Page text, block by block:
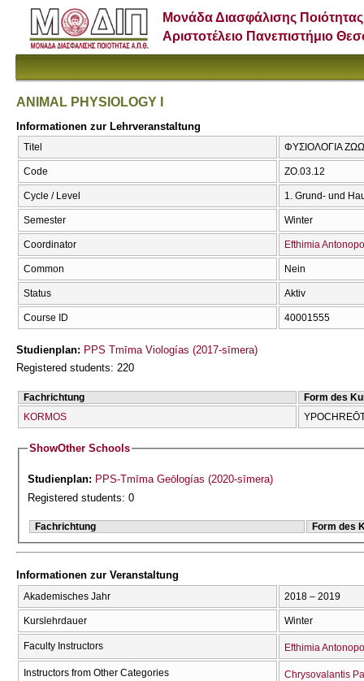
Μονάδα Διασφάλισης Ποιότητας
Αριστοτέλειο Πανεπιστήμιο
ANIMAL PHYSIOLOGY I
Informationen zur Lehrveranstaltung
Titel ΦΥΣΙΟΛΟΓΙΑ
Code ZO.03.12
Cycle / Level 1. Grund- und
Semester Winter
Coordinator Efthimia
Common Nein
Status Aktiv
Course ID 40001555
Studienplan: PPS Tmīma Viologías (2017-sīmera)
Registered students: 220
Fachrichtung
Form des
KORMOS
ShowOther Schools
Studienplan: PPS-Tmīma Geōlogías (2020-sīmera)
Registered students: 0
Fachrichtung Form des
Informationen zur Veranstaltung
Akademisches Jahr 2018 – 2019
Kurslehrdauer Winter
Faculty Instructors Efthimia
Instructors from Other Categories Chrysovalantis